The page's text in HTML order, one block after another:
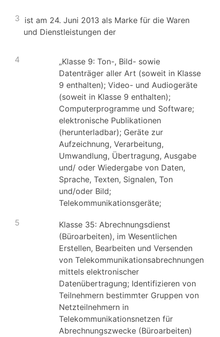
3 ist am 24. Juni 2013 als Marke für die Waren
und Dienstleistungen der
4
„Klasse 9: Ton-, Bild- sowie
Datenträger aller Art (soweit in Klasse
9 enthalten); Video- und Audiogeräte
(soweit in Klasse 9 enthalten);
Computerprogramme und Software;
elektronische Publikationen
(herunterladbar); Geräte zur
Aufzeichnung, Verarbeitung,
Umwandlung, Übertragung, Ausgabe
und/ oder Wiedergabe von Daten,
Sprache, Texten, Signalen, Ton
und/oder Bild;
Telekommunikationsgeräte;
5
Klasse 35: Abrechnungsdienst
(Büroarbeiten), im Wesentlichen
Erstellen, Bearbeiten und Versenden
von Telekommunikationsabrechnungen
mittels elektronischer
Datenübertragung; Identifizieren von
Teilnehmern bestimmter Gruppen von
Netzteilnehmern in
Telekommunikationsnetzen für
Abrechnungszwecke (Büroarbeiten)